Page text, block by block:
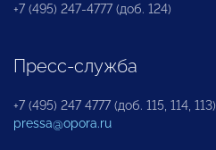
+7 (495) 247-4777 (доб. 124)
Пресс-служба
+7 (495) 247 4777 (доб. 115, 114, 113)
pressa@opora.ru